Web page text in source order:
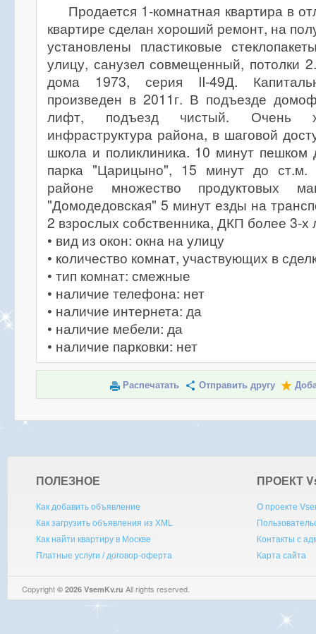
Продается 1-комнатная квартира в
квартире сделан хороший ремонт, на
установлены пластиковые
улицу, санузел совмещенный, потолки
дома 1973, серия II-49Д.
произведен в 2011г. В подъезде
лифт, подъезд чистый. Очень
инфраструктура района, в шаговой
школа и поликлиника. 10 минут
парка "Царицыно", 15 минут до ст.м.
районе множество продуктовых
"Домодедовская" 5 минут езды на
2 взрослых собственника, ДКП более 3-х
• вид из окон: окна на улицу
• количество комнат, участвующих в
• тип комнат: смежные
• наличие телефона: нет
• наличие интернета: да
• наличие мебели: да
• наличие парковки: нет
Распечатать Отправить другу
ПОЛЕЗНОЕ
Как добавить объявление
Как загрузить объявления из XML
Как найти квартиру в Москве
Платные услуги / договор-оферта
ПРОЕКТ V
О проекте
Контакты с
Карта сайта
Copyright © 2026 VsemKv.ru All rights reserved.